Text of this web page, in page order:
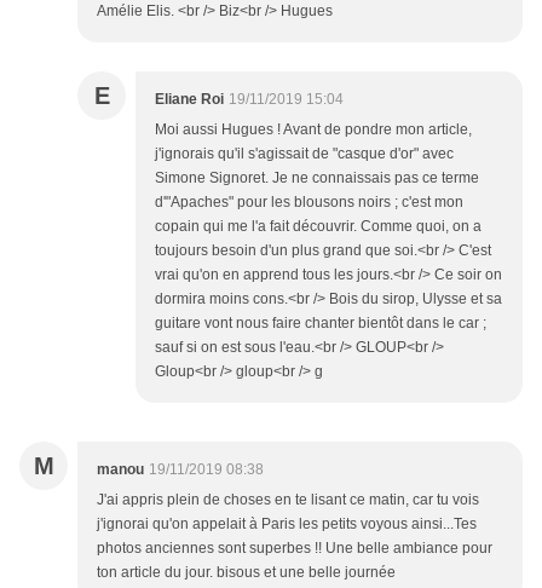
Amélie Elis. <br /> Biz<br /> Hugues
E Eliane Roi 19/11/2019 15:04
Moi aussi Hugues ! Avant de pondre mon article,
j'ignorais qu'il s'agissait de "casque d'or" avec
Simone Signoret. Je ne connaissais pas ce terme
d'"Apaches" pour les blousons noirs ; c'est mon
copain qui me l'a fait découvrir. Comme quoi, on a
toujours besoin d'un plus grand que soi.<br /> C'est
vrai qu'on en apprend tous les jours.<br /> Ce soir on
dormira moins cons.<br /> Bois du sirop, Ulysse et sa
guitare vont nous faire chanter bientôt dans le car ;
sauf si on est sous l'eau.<br /> GLOUP<br />
Gloup<br /> gloup<br /> g
M manou 19/11/2019 08:38
J'ai appris plein de choses en te lisant ce matin, car tu vois
j'ignorai qu'on appelait à Paris les petits voyous ainsi...Tes
photos anciennes sont superbes !! Une belle ambiance pour
ton article du jour. bisous et une belle journée